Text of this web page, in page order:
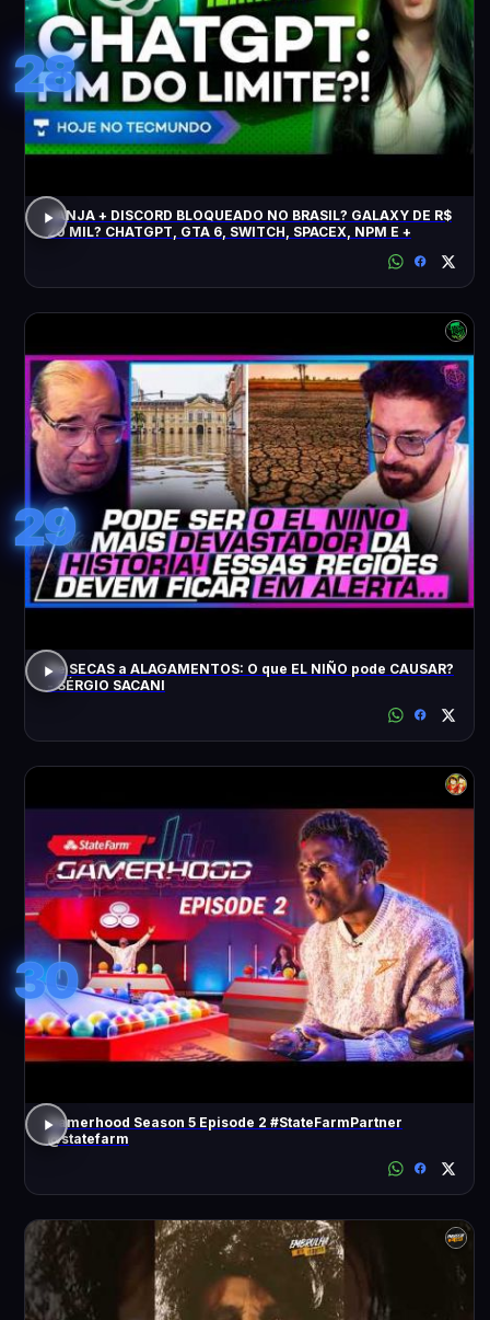
28
JANJA + DISCORD BLOQUEADO NO BRASIL? GALAXY DE R$
20 MIL? CHATGPT, GTA 6, SWITCH, SPACEX, NPM E +
29
De SECAS a ALAGAMENTOS: O que EL NIÑO pode CAUSAR?
- SÉRGIO SACANI
30
Gamerhood Season 5 Episode 2 #StateFarmPartner
@statefarm